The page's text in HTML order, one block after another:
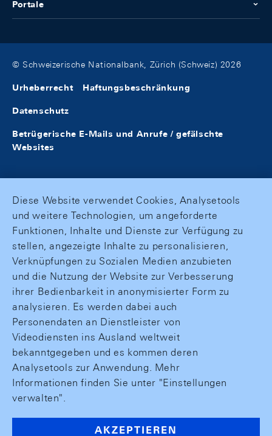
Portale
© Schweizerische Nationalbank, Zürich (Schweiz) 2026
Urheberrecht Haftungsbeschränkung
Datenschutz
Betrügerische E-Mails und Anrufe / gefälschte
Websites
Diese Website verwendet Cookies, Analysetools
und weitere Technologien, um angeforderte
Funktionen, Inhalte und Dienste zur Verfügung zu
stellen, angezeigte Inhalte zu personalisieren,
Verknüpfungen zu Sozialen Medien anzubieten
und die Nutzung der Website zur Verbesserung
ihrer Bedienbarkeit in anonymisierter Form zu
analysieren. Es werden dabei auch
Personendaten an Dienstleister von
Videodiensten ins Ausland weltweit
bekanntgegeben und es kommen deren
Analysetools zur Anwendung. Mehr
Informationen finden Sie unter "Einstellungen
verwalten".
AKZEPTIEREN